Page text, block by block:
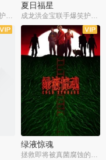
成龙洪金宝联手爆笑护美女
夏日福星
成龙洪金宝联手爆笑护美女
绿液惊魂
拯救即将被真菌腐蚀的世界